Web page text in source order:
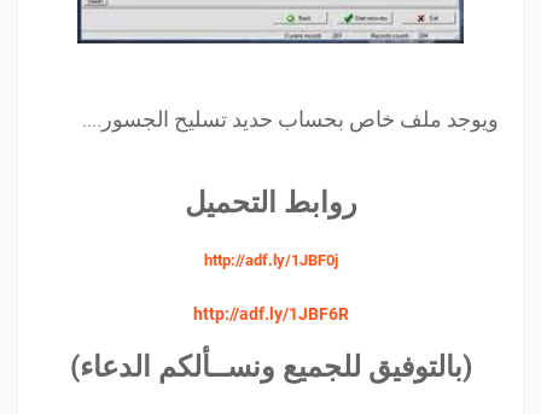
ويوجد ملف خاص بحساب حديد تسليح الجسور....
روابط التحميل
http://adf.ly/1JBF0j
http://adf.ly/1JBF6R
(بالتوفيق للجميع ونســألكم الدعاء)